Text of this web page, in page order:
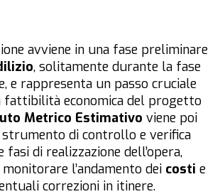
avviene in una fase preliminare
, solitamente durante la fase
e rappresenta un passo cruciale
fattibilità economica del progetto
Metrico Estimativo viene poi
di controllo e verifica
di realizzazione dell’opera,
l’andamento dei costi e
correzioni in itinere.